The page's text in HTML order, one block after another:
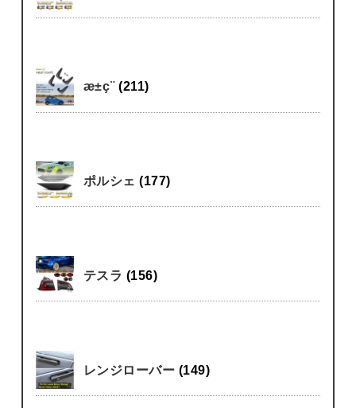
æ±ç¨(211)
ポルシェ(177)
テスラ (156)
レンジローバー (149)